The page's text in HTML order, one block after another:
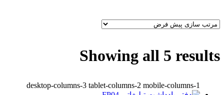
Showing all 5 results
desktop-columns-3 tablet-columns-2 mobile-columns-1